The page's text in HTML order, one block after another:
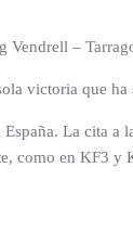
–
victoria que
La cita
como en KF3 y